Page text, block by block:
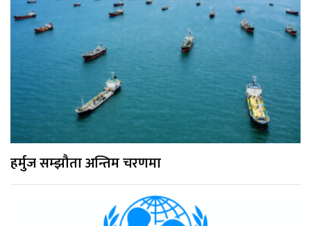
हर्मुज सम्झौता अन्तिम चरणमा